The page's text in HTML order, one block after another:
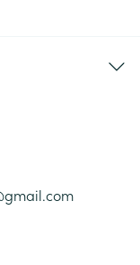
gmail.com